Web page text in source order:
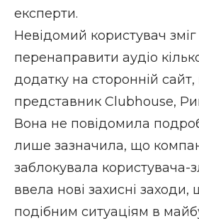
експерти.
Невідомий користувач зміг
перенаправити аудіо
додатку на сторонній
представник Clubhouse,
Вона не повідомила
лише зазначила, що
заблокувала користувача-
ввела нові захисні заходи,
подібним ситуаціям в